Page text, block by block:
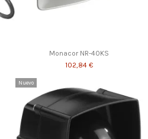
Monacor NR-40KS
102,84 €
Nuevo